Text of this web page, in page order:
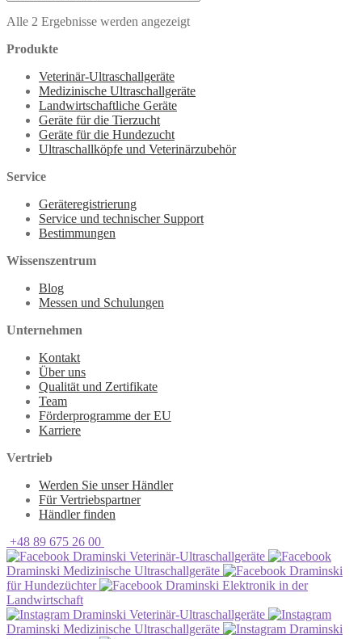
Alle 2 Ergebnisse werden angezeigt
Produkte
Veterinär-Ultraschallgeräte
Medizinische Ultraschallgeräte
Landwirtschaftliche Geräte
Geräte für die Tierzucht
Geräte für die Hundezucht
Ultraschallköpfe und Veterinärzubehör
Service
Geräteregistrierung
Service und technischer Support
Bestimmungen
Wissenszentrum
Blog
Messen und Schulungen
Unternehmen
Kontakt
Über uns
Qualität und Zertifikate
Team
Förderprogramme der EU
Karriere
Vertrieb
Werden Sie unser Händler
Für Vertriebspartner
Händler finden
+48 89 675 26 00
Draminski Veterinär-Ultraschallgeräte
Draminski Medizinische Ultraschallgeräte
Draminski
für Hundezüchter
Draminski Elektronik in der
Landwirtschaft
Draminski Veterinär-Ultraschallgeräte
Draminski Medizinische Ultraschallgeräte
Draminski